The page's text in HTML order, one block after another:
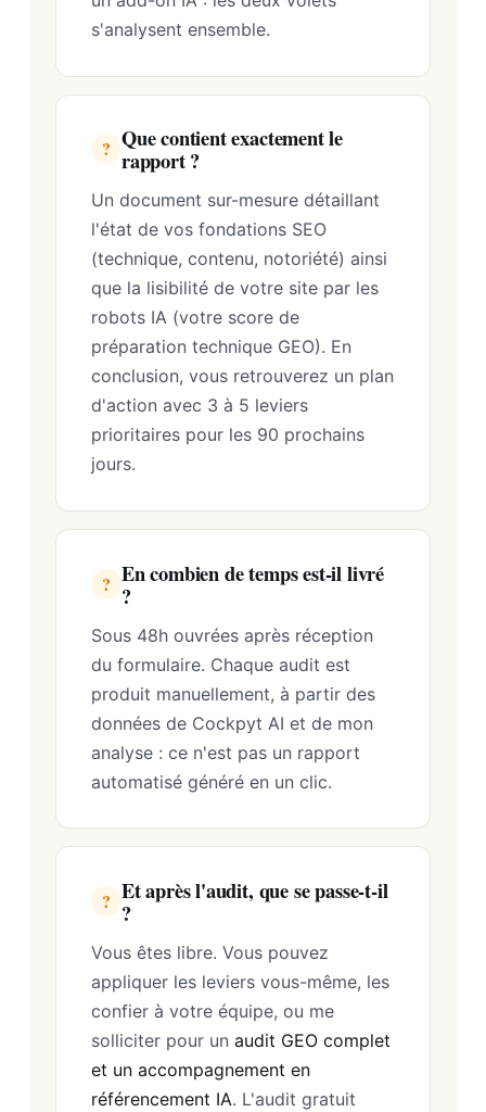
s'analysent ensemble.
? Que contient exactement le
rapport ?
Un document sur-mesure détaillant
l'état de vos fondations SEO
(technique, contenu, notoriété) ainsi
que la lisibilité de votre site par les
robots IA (votre score de
préparation technique GEO). En
conclusion, vous retrouverez un plan
d'action avec 3 à 5 leviers
prioritaires pour les 90 prochains
jours.
? En combien de temps est-il livré
?
Sous 48h ouvrées après réception
du formulaire. Chaque audit est
produit manuellement, à partir des
données de Cockpyt AI et de mon
analyse : ce n'est pas un rapport
automatisé généré en un clic.
? Et après l'audit, que se passe-t-il
?
Vous êtes libre. Vous pouvez
appliquer les leviers vous-même, les
confier à votre équipe, ou me
solliciter pour un audit GEO complet
et un accompagnement en
référencement IA. L'audit gratuit